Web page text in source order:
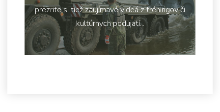
prezrite si tiež zaujímavé videá z tréningov či
kultúrnych podujatí...